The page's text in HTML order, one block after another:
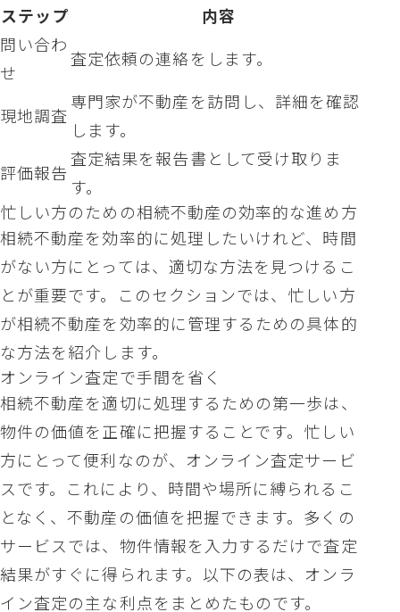
ステップ
内容
問い合わ
せ
査定依頼の連絡をします。
現地調査
専門家が不動産を訪問し、詳細を確認
します。
評価報告
査定結果を報告書として受け取りま
す。
忙しい方のための相続不動産の効率的な進め方
相続不動産を効率的に処理したいけれど、時間
がない方にとっては、適切な方法を見つけるこ
とが重要です。このセクションでは、忙しい方
が相続不動産を効率的に管理するための具体的
な方法を紹介します。
オンライン査定で手間を省く
相続不動産を適切に処理するための第一歩は、
物件の価値を正確に把握することです。忙しい
方にとって便利なのが、オンライン査定サービ
スです。これにより、時間や場所に縛られるこ
となく、不動産の価値を把握できます。多くの
サービスでは、物件情報を入力するだけで査定
結果がすぐに得られます。以下の表は、オンラ
イン査定の主な利点をまとめたものです。